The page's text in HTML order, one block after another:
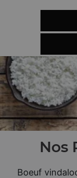
Nos
Boeuf